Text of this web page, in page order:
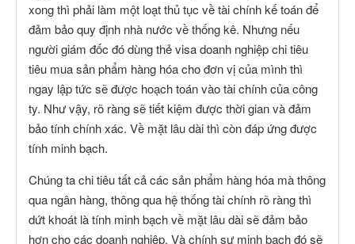
xong thì phải làm một loạt thủ tục về tài chính kế toán để
đảm bảo quy định nhà nước về thống kê. Nhưng nếu
người giám đốc đó dùng thẻ visa doanh nghiệp chi tiêu
tiêu mua sản phẩm hàng hóa cho đơn vị của mình thì
ngay lập tức sẽ được hoạch toán vào tài chính của công
ty. Như vậy, rõ ràng sẽ tiết kiệm được thời gian và đảm
bảo tính chính xác. Về mặt lâu dài thì còn đáp ứng được
tính minh bạch.
Chúng ta chi tiêu tất cả các sản phẩm hàng hóa mà thông
qua ngân hàng, thông qua hệ thống tài chính rõ ràng thì
dứt khoát là tính minh bạch về mặt lâu dài sẽ đảm bảo
hơn cho các doanh nghiệp. Và chính sự minh bạch đó sẽ